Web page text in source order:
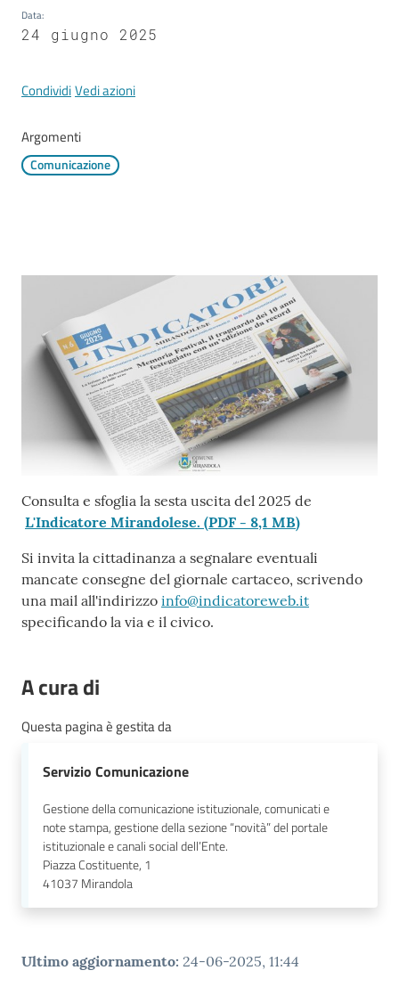
a
s
R
g
a
n
argomenti
Seguici
Data:
24 giugno 2025
CondividiVedi azioni
Argomenti
Comunicazione
Contenuto
Consulta e sfoglia la sesta uscita del 2025 de
L'Indicatore Mirandolese. (PDF - 8,1 MB)
Si invita la cittadinanza a segnalare eventuali
mancate consegne del giornale cartaceo, scrivendo
una mail all'indirizzo info@indicatoreweb.it
specificando la via e il civico.
A cura di
Questa pagina è gestita da
Servizio Comunicazione
Gestione della comunicazione istituzionale, comunicati e
note stampa, gestione della sezione “novità” del portale
istituzionale e canali social dell’Ente.
Piazza Costituente, 1
41037 Mirandola
Ultimo aggiornamento: 24-06-2025, 11:44